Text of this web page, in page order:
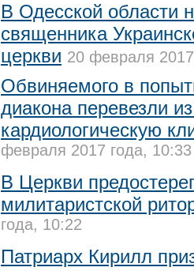
В Одесской области
священника
церкви 20 февраля
Обвиняемого в
диакона перевезли
кардиологическую
февраля 2017 года, 10:33
В Церкви
милитаристской
года, 10:22
Патриарх Кирилл